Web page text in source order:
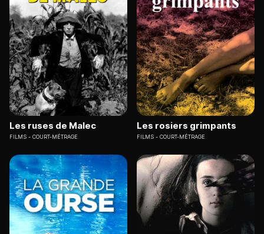
Les ruses de Malec
FILMS COURT-MÉTRAGE
Les rosiers grimpants
FILMS COURT-MÉTRAGE